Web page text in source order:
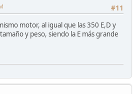
#11
motor, al igual que las 350 E,D y
y peso, siendo la E más grande